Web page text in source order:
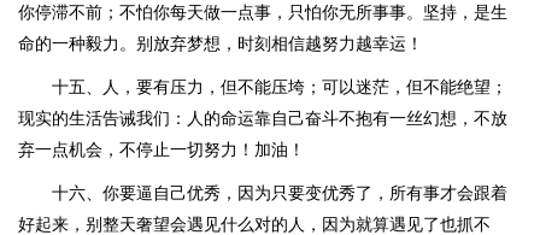
你停滞不前；不怕你每天做一点事，只怕你无所事事。坚持，是生
命的一种毅力。别放弃梦想，时刻相信越努力越幸运！
十五、人，要有压力，但不能压垮；可以迷茫，但不能绝望；
现实的生活告诫我们：人的命运靠自己奋斗不抱有一丝幻想，不放
弃一点机会，不停止一切努力！加油！
十六、你要逼自己优秀，因为只要变优秀了，所有事才会跟着
好起来，别整天奢望会遇见什么对的人，因为就算遇见了也抓不